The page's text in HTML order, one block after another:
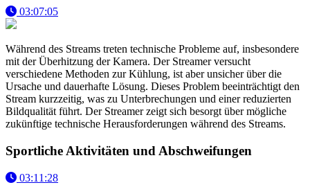
03:07:05
Während des Streams treten technische Probleme auf, insbesondere
mit der Überhitzung der Kamera. Der Streamer versucht
verschiedene Methoden zur Kühlung, ist aber unsicher über die
Ursache und dauerhafte Lösung. Dieses Problem beeinträchtigt den
Stream kurzzeitig, was zu Unterbrechungen und einer reduzierten
Bildqualität führt. Der Streamer zeigt sich besorgt über mögliche
zukünftige technische Herausforderungen während des Streams.
Sportliche Aktivitäten und Abschweifungen
03:11:28